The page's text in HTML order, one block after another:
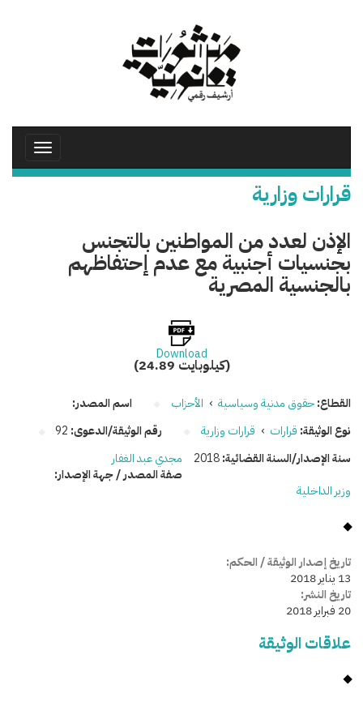
Toggle
قرارات وزارية
الإذن لعدد من المواطنين بالتجنس
بجنسيات أجنبية مع عدم إحتفاظهم
بالجنسية المصرية
Download
(24.89 كيلوبايت)
القطاع:حقوق مدنية وسياسية › الأحزاب
نوع الوثيقة: قرارات › قرارات وزارية رقم الوثيقة/الدعوى: 92
سنة الإصدار/السنة القضائية:2018
اسم المصدر:
مجدي عبد الغفار
صفة المصدر / جهة الإصدار:
وزير الداخلية
تاريخ إصدار الوثيقة / الحكم:
13 يناير 2018
تاريخ النشر:
20 فبراير 2018
علاقات الوثيقة